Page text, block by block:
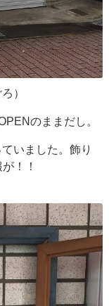
）
のままだし。
いました。飾り
！！